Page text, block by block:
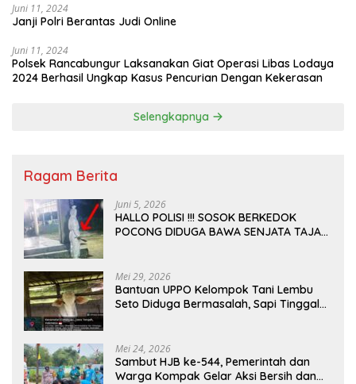
Juni 11, 2024
Janji Polri Berantas Judi Online
Juni 11, 2024
Polsek Rancabungur Laksanakan Giat Operasi Libas Lodaya
2024 Berhasil Ungkap Kasus Pencurian Dengan Kekerasan
Selengkapnya
Ragam Berita
Juni 5, 2026
HALLO POLISI !!! SOSOK BERKEDOK
POCONG DIDUGA BAWA SENJATA TAJAM
Mei 29, 2026
Bantuan UPPO Kelompok Tani Lembu
Seto Diduga Bermasalah, Sapi Tinggal
Mei 24, 2026
Sambut HJB ke-544, Pemerintah dan
Warga Kompak Gelar Aksi Bersih dan